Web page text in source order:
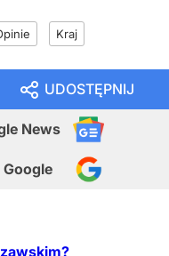
Kraj
UDOSTĘPNIJ
News
Google